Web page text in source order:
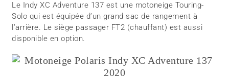
Le Indy XC Adventure 137 est une motoneige Touring-
Solo qui est équipée d’un grand sac de rangement à
l’arrière. Le siège passager FT2 (chauffant) est aussi
disponible en option.